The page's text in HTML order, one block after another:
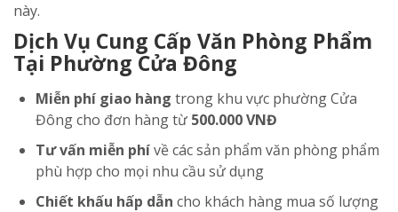
này.
Dịch Vụ Cung Cấp Văn Phòng Phẩm
Tại Phường Cửa Đông
Miễn phí giao hàng trong khu vực phường Cửa
Đông cho đơn hàng từ 500.000 VNĐ
Tư vấn miễn phívề các sản phẩm văn phòng phẩm
phù hợp cho mọi nhu cầu sử dụng
Chiết khấu hấp dẫn cho khách hàng mua số lượng